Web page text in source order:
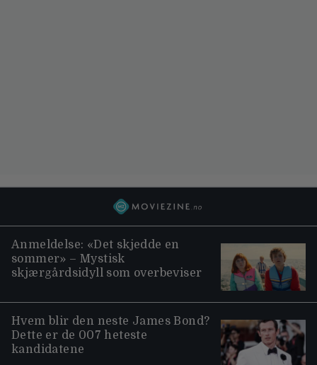
Anmeldelse: «Det skjedde en
sommer» – Mystisk
skjærgårdsidyll som overbeviser
Hvem blir den neste James Bond?
Dette er de 007 heteste
kandidatene